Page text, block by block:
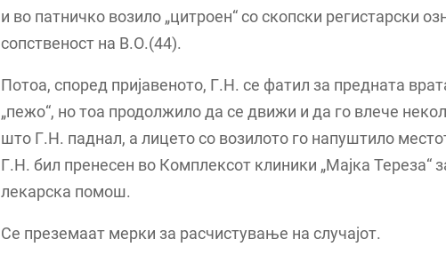
и во патничко возило „цитроен“ со скопски регистарски
сопственост на В.О.(44).
Потоа, според пријавеното, Г.Н. се фатил за предната
„пежо“, но тоа продолжило да се движи и да го влече
што Г.Н. паднал, а лицето со возилото го напуштило
Г.Н. бил пренесен во Комплексот клиники „Мајка Тереза“
лекарска помош.
Се преземаат мерки за расчистување на случајот.